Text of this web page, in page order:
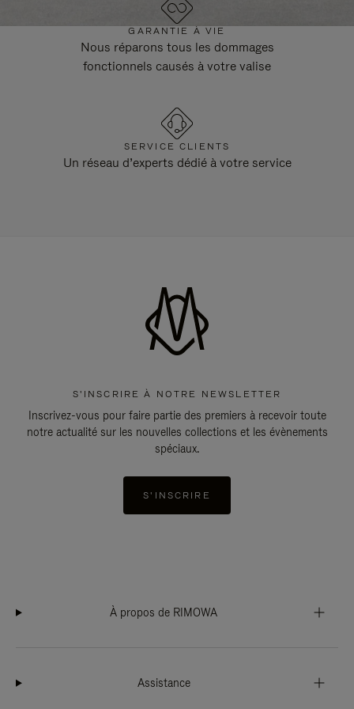
GARANTIE À VIE
Nous réparons tous les dommages
fonctionnels causés à votre valise
SERVICE CLIENTS
Un réseau d’experts dédié à votre service
S'INSCRIRE À NOTRE NEWSLETTER
Inscrivez-vous pour faire partie des premiers à recevoir toute
notre actualité sur les nouvelles collections et les évènements
spéciaux.
S'INSCRIRE
À propos de RIMOWA
Assistance